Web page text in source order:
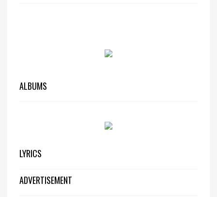
ALBUMS
LYRICS
ADVERTISEMENT